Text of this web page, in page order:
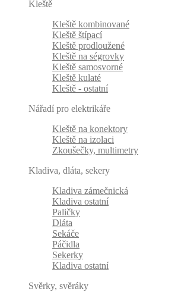
Kleště
Kleště kombinované
Kleště štípací
Kleště prodloužené
Kleště na ségrovky
Kleště samosvorné
Kleště kulaté
Kleště - ostatní
Nářadí pro elektrikáře
Kleště na konektory
Kleště na izolaci
Zkoušečky, multimetry
Kladiva, dláta, sekery
Kladiva zámečnická
Kladiva ostatní
Paličky
Dláta
Sekáče
Páčidla
Sekerky
Kladiva ostatní
Svěrky, svěráky